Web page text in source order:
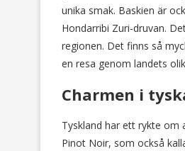
unika smak. Baskien är
Hondarribi Zuri-druvan.
regionen. Det finns så
en resa genom landets
Charmen i
Tyskland har ett rykte om
Pinot Noir, som också